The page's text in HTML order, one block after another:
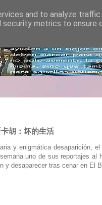
胡：坏的生活
y enigmática desaparición,
uno de sus reportajes al
y desaparecer tras cenar en El
and to analyze
metrics to ensure